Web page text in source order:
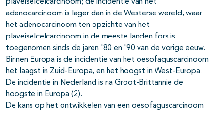
plaveiselcelcarcinoom; de incidentie van het
adenocarcinoom is lager dan in de Westerse wereld, waar
het adenocarcinoom ten opzichte van het
plaveiselcelcarcinoom in de meeste landen fors is
toegenomen sinds de jaren '80 en '90 van de vorige eeuw.
Binnen Europa is de incidentie van het oesofaguscarcinoom
het laagst in Zuid-Europa, en het hoogst in West-Europa.
De incidentie in Nederland is na Groot-Brittannië de
hoogste in Europa (2).
De kans op het ontwikkelen van een oesofaguscarcinoom